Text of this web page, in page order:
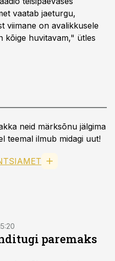
vaatab jaeturgu,
viimane on avalikkusele
kõige huvitavam," ütles
neid märksõnu jälgima
teemal ilmub midagi uut!
paremaks